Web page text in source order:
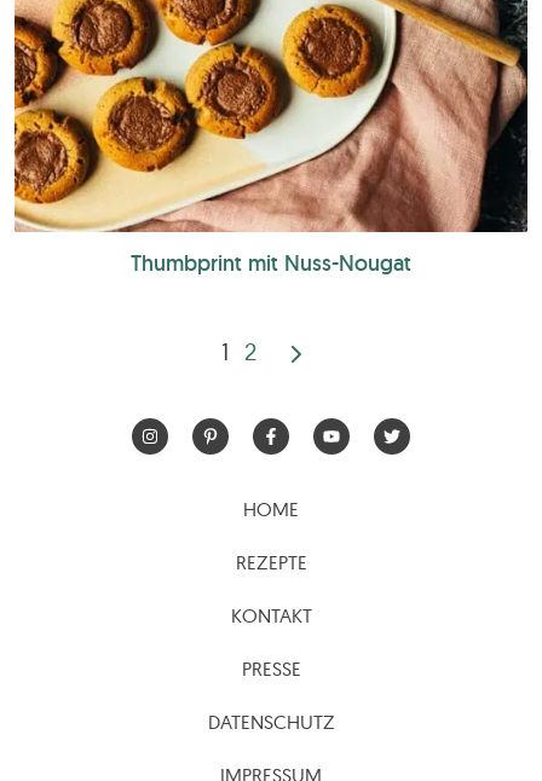
Thumbprint mit Nuss-Nougat
Beiträge
1 2
HOME
REZEPTE
KONTAKT
PRESSE
DATENSCHUTZ
IMPRESSUM